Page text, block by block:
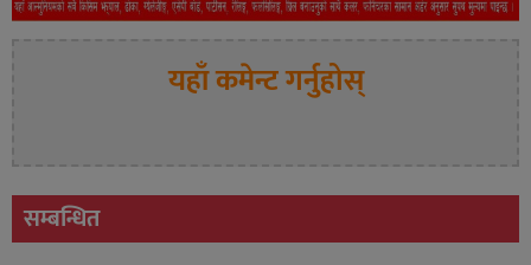
यहाँ कमेन्ट गर्नुहोस्
सम्बन्धित